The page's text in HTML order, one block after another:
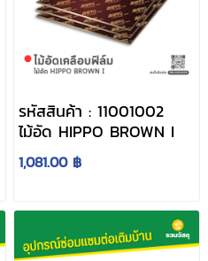
รหัสสินค้า : 11001002
ไม้อัด HIPPO BROWN I
1,081.00 ฿